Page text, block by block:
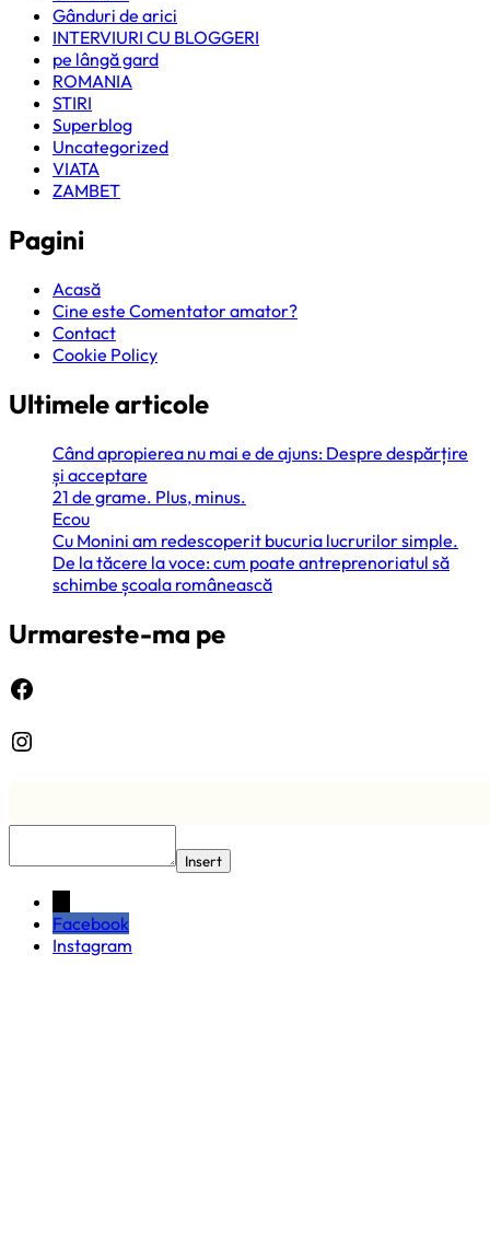
Gânduri de arici
INTERVIURI CU BLOGGERI
pe lângă gard
ROMANIA
STIRI
Superblog
Uncategorized
VIATA
ZAMBET
Pagini
Acasă
Cine este Comentator amator?
Contact
Cookie Policy
Ultimele articole
Când apropierea nu mai e de ajuns: Despre despărțire
și acceptare
21 de grame. Plus, minus.
Ecou
Cu Monini am redescoperit bucuria lucrurilor simple.
De la tăcere la voce: cum poate antreprenoriatul să
schimbe școala românească
Urmareste-ma pe
Facebook
Instagram
Insert
Facebook
Instagram